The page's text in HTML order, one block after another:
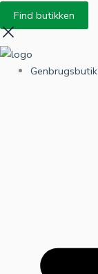
Find butikken
Genbrugsbutik